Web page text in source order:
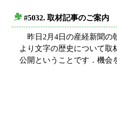
#5032. 取材記事のご案内
昨日2月4日の産経新聞の
より文字の歴史について取
公開ということです．機会